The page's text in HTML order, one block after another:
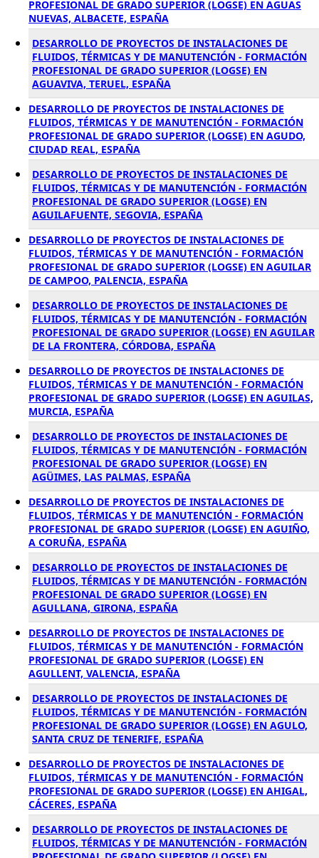
PROFESIONAL DE GRADO SUPERIOR (LOGSE) EN AGUAS
NUEVAS, ALBACETE, ESPAÑA
DESARROLLO DE PROYECTOS DE INSTALACIONES DE
FLUIDOS, TÉRMICAS Y DE MANUTENCIÓN - FORMACIÓN
PROFESIONAL DE GRADO SUPERIOR (LOGSE) EN
AGUAVIVA, TERUEL, ESPAÑA
DESARROLLO DE PROYECTOS DE INSTALACIONES DE
FLUIDOS, TÉRMICAS Y DE MANUTENCIÓN - FORMACIÓN
PROFESIONAL DE GRADO SUPERIOR (LOGSE) EN AGUDO,
CIUDAD REAL, ESPAÑA
DESARROLLO DE PROYECTOS DE INSTALACIONES DE
FLUIDOS, TÉRMICAS Y DE MANUTENCIÓN - FORMACIÓN
PROFESIONAL DE GRADO SUPERIOR (LOGSE) EN
AGUILAFUENTE, SEGOVIA, ESPAÑA
DESARROLLO DE PROYECTOS DE INSTALACIONES DE
FLUIDOS, TÉRMICAS Y DE MANUTENCIÓN - FORMACIÓN
PROFESIONAL DE GRADO SUPERIOR (LOGSE) EN AGUILAR
DE CAMPOO, PALENCIA, ESPAÑA
DESARROLLO DE PROYECTOS DE INSTALACIONES DE
FLUIDOS, TÉRMICAS Y DE MANUTENCIÓN - FORMACIÓN
PROFESIONAL DE GRADO SUPERIOR (LOGSE) EN AGUILAR
DE LA FRONTERA, CÓRDOBA, ESPAÑA
DESARROLLO DE PROYECTOS DE INSTALACIONES DE
FLUIDOS, TÉRMICAS Y DE MANUTENCIÓN - FORMACIÓN
PROFESIONAL DE GRADO SUPERIOR (LOGSE) EN AGUILAS,
MURCIA, ESPAÑA
DESARROLLO DE PROYECTOS DE INSTALACIONES DE
FLUIDOS, TÉRMICAS Y DE MANUTENCIÓN - FORMACIÓN
PROFESIONAL DE GRADO SUPERIOR (LOGSE) EN
AGÜIMES, LAS PALMAS, ESPAÑA
DESARROLLO DE PROYECTOS DE INSTALACIONES DE
FLUIDOS, TÉRMICAS Y DE MANUTENCIÓN - FORMACIÓN
PROFESIONAL DE GRADO SUPERIOR (LOGSE) EN AGUIÑO,
A CORUÑA, ESPAÑA
DESARROLLO DE PROYECTOS DE INSTALACIONES DE
FLUIDOS, TÉRMICAS Y DE MANUTENCIÓN - FORMACIÓN
PROFESIONAL DE GRADO SUPERIOR (LOGSE) EN
AGULLANA, GIRONA, ESPAÑA
DESARROLLO DE PROYECTOS DE INSTALACIONES DE
FLUIDOS, TÉRMICAS Y DE MANUTENCIÓN - FORMACIÓN
PROFESIONAL DE GRADO SUPERIOR (LOGSE) EN
AGULLENT, VALENCIA, ESPAÑA
DESARROLLO DE PROYECTOS DE INSTALACIONES DE
FLUIDOS, TÉRMICAS Y DE MANUTENCIÓN - FORMACIÓN
PROFESIONAL DE GRADO SUPERIOR (LOGSE) EN AGULO,
SANTA CRUZ DE TENERIFE, ESPAÑA
DESARROLLO DE PROYECTOS DE INSTALACIONES DE
FLUIDOS, TÉRMICAS Y DE MANUTENCIÓN - FORMACIÓN
PROFESIONAL DE GRADO SUPERIOR (LOGSE) EN AHIGAL,
CÁCERES, ESPAÑA
DESARROLLO DE PROYECTOS DE INSTALACIONES DE
FLUIDOS, TÉRMICAS Y DE MANUTENCIÓN - FORMACIÓN